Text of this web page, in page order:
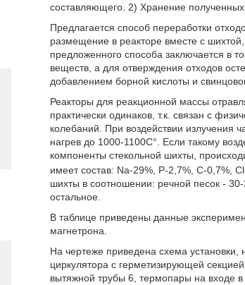
составляющего. 2) Хранение полученных
Предлагается способ переработки
размещение в реакторе вместе с
предложенного способа заключается в
веществ, а для отверждения отходов
добавлением борной кислоты и
Реакторы для реакционной массы
практически одинаков, т.к. связан с
колебаний. При воздействии излучения
нагрев до 1000-1100С°. Если такому
компоненты стекольной шихты,
имеет состав: Na-29%, P-2,7%, С-0,7%,
шихты в соотношении: речной песок -
остальное.
В таблице приведены данные
магнетрона.
На чертеже приведена схема установки,
циркулятора с герметизирующей
вытяжной трубы 6, термопары на входе